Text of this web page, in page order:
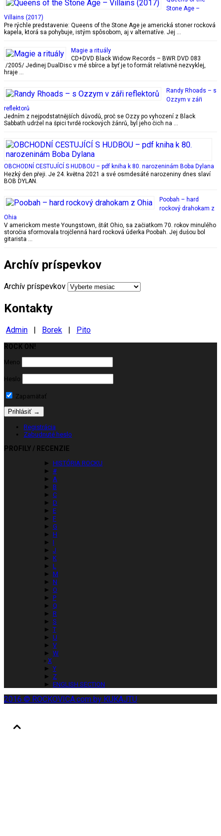
Stone Age –
Villains (2017)
Pre rýchle predstavenie: Queens of the Stone Age je americká stoner rocková
kapela, ktorá sa pohybuje, istým spôsobom, aj v alternatíve. Jej …
Magie a rituály
CD+DVD Black Widow Records – BWR DVD 083
/2005/ Jedinej DualDisc v mé sbírce a byť je to formát relativně nezvyklej,
hraje …
Randy Rhoads – s
Ozzym v záři
reflektorů
Jedním z nejpodstatnějších důvodů, proč se Ozzy po vyhození z Black
Sabbath udržel na špici tvrdě rockových žánrů, byl jeho čich na …
OBCHODNÍ CESTUJÍCÍ S HUDBOU – pdf kniha k 80. narozeninám Boba Dylana
Hezký den přeji. Je 24. května 2021 a své osmdesáté narozeniny dnes slaví
BOB DYLAN.
Poobah – hard
rockový drahokam z
Ohia
V americkom meste Youngstown, štát Ohio, sa začiatkom 70. rokov minulého
storočia sformovala trojčlenná hard rocková úderka Poobah. Jej dušou bol
gitarista …
Archív príspevkov
Archív príspevkov
Kontakty
Admin | Borek | Pito
Milujeme ROCK
ROCK ON!
Meno
Heslo
Zapamätať
Registrácia
Zabudnuté heslo
PROFILY / RECENZIE
► HISTÓRIA ROCKU
► #
► A
► B
► C
► D
► E
► F
► G
► H
► I
► J
► K
► L
► M
► N
► O
► P
► Q
► R
► S
► T
► U
► V
► W
X
► Y
► Z
► ENGLISH SECTION
2016 © ROCKOVICA.com by KUKAJTU